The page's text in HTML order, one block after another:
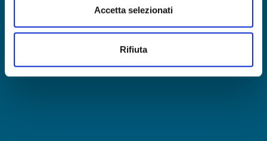
Accetta selezionati
Rifiuta